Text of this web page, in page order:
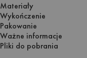
Materiały
Wykończenie
Pakowanie
Ważne informacje
Pliki do pobrania